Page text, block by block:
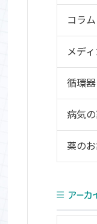
コラム
メデ
循環
病気
薬の
アーカ